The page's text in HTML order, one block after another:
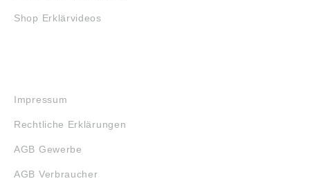
Shop Erklärvideos
Impressum
Rechtliche Erklärungen
AGB Gewerbe
AGB Verbraucher